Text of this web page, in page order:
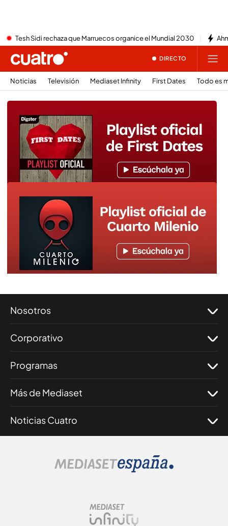
Tesh Sidi rechaza que Marruecos organice el Mundial 2030
DIRECTO
Noticias Televisión Mediaset Infinity First Dates Todo es
Nosotros
Corporativo
Programas
Más de Mediaset
Noticias Cuatro